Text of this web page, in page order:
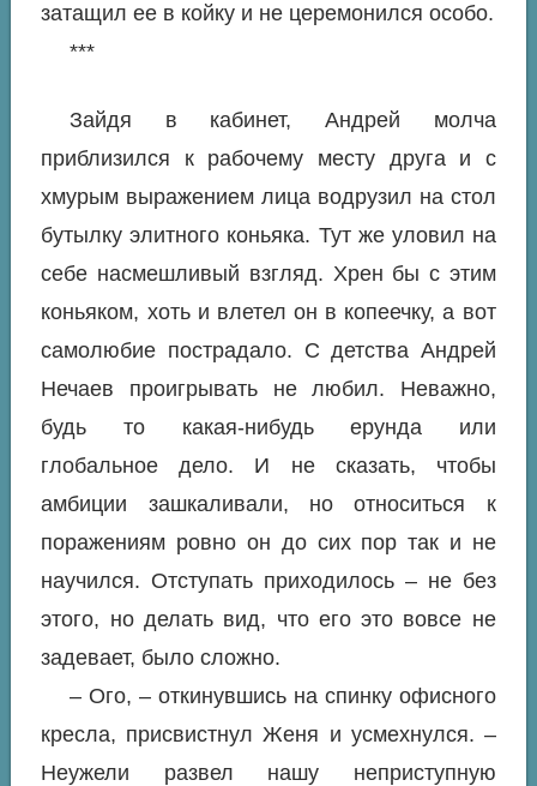
затащил ее в койку и не церемонился особо.
***
Зайдя в кабинет, Андрей молча
приблизился к рабочему месту друга и с
хмурым выражением лица водрузил на стол
бутылку элитного коньяка. Тут же уловил на
себе насмешливый взгляд. Хрен бы с этим
коньяком, хоть и влетел он в копеечку, а вот
самолюбие пострадало. С детства Андрей
Нечаев проигрывать не любил. Неважно,
будь то какая-нибудь ерунда или
глобальное дело. И не сказать, чтобы
амбиции зашкаливали, но относиться к
поражениям ровно он до сих пор так и не
научился. Отступать приходилось – не без
этого, но делать вид, что его это вовсе не
задевает, было сложно.
– Ого, – откинувшись на спинку офисного
кресла, присвистнул Женя и усмехнулся. –
Неужели развел нашу неприступную